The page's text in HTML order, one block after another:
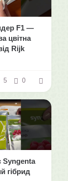
F1 —
цвітна
Rijk
5 0
Syngenta
гібрид